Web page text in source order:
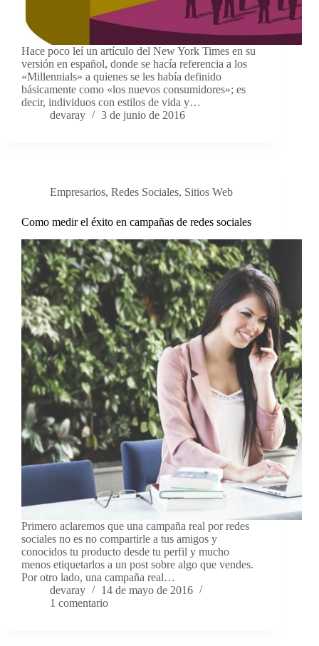
Hace poco leí un artículo del New York Times en su
versión en español, donde se hacía referencia a los
«Millennials» a quienes se les había definido
básicamente como «los nuevos consumidores»; es
decir, individuos con estilos de vida y…
devaray
3 de junio de 2016
Empresarios, Redes Sociales, Sitios Web
Como medir el éxito en campañas de redes sociales
Primero aclaremos que una campaña real por redes
sociales no es no compartirle a tus amigos y
conocidos tu producto desde tu perfil y mucho
menos etiquetarlos a un post sobre algo que vendes.
Por otro lado, una campaña real…
devaray
14 de mayo de 2016
1 comentario